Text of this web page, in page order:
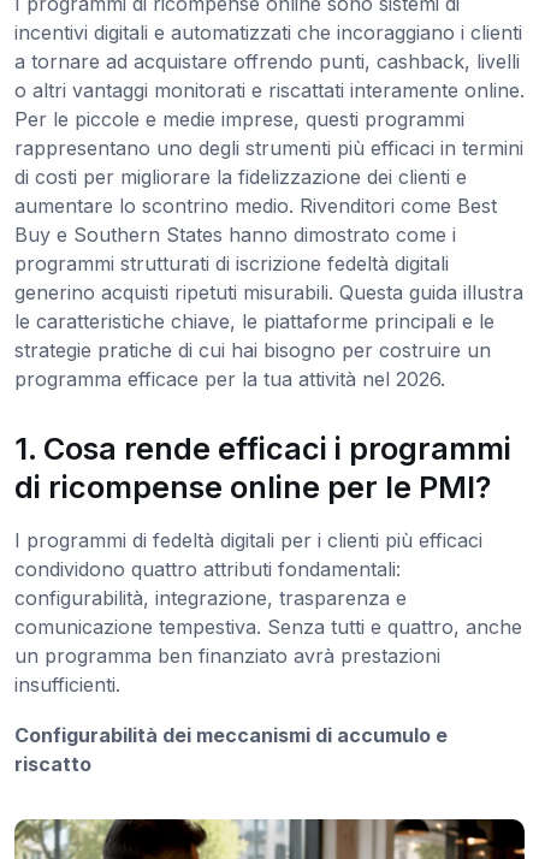
incentivi digitali e automatizzati che incoraggiano i clienti
a tornare ad acquistare offrendo punti, cashback, livelli
o altri vantaggi monitorati e riscattati interamente online.
Per le piccole e medie imprese, questi programmi
rappresentano uno degli strumenti più efficaci in termini
di costi per migliorare la fidelizzazione dei clienti e
aumentare lo scontrino medio. Rivenditori come Best
Buy e Southern States hanno dimostrato come i
programmi strutturati di iscrizione fedeltà digitali
generino acquisti ripetuti misurabili. Questa guida illustra
le caratteristiche chiave, le piattaforme principali e le
strategie pratiche di cui hai bisogno per costruire un
programma efficace per la tua attività nel 2026.
1. Cosa rende efficaci i programmi
di ricompense online per le PMI?
I programmi di fedeltà digitali per i clienti più efficaci
condividono quattro attributi fondamentali:
configurabilità, integrazione, trasparenza e
comunicazione tempestiva. Senza tutti e quattro, anche
un programma ben finanziato avrà prestazioni
insufficienti.
Configurabilità dei meccanismi di accumulo e
riscatto